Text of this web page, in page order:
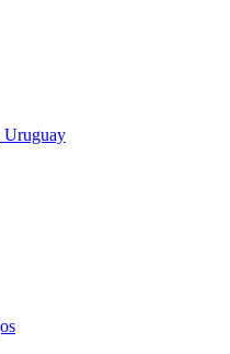
Uruguay